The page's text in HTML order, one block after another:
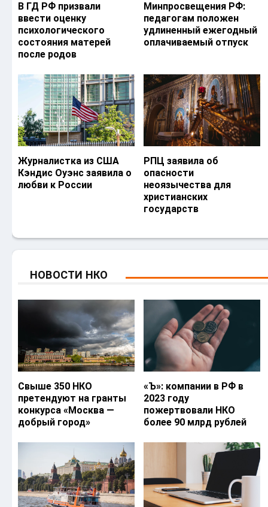
В ГД РФ призвали
ввести оценку
психологического
состояния матерей
после родов
Минпросвещения РФ:
педагогам положен
удлиненный ежегодный
оплачиваемый отпуск
Журналистка из США
Кэндис Оуэнс заявила о
любви к России
РПЦ заявила об
опасности
неоязычества для
христианских
государств
НОВОСТИ НКО
Свыше 350 НКО
претендуют на гранты
конкурса «Москва —
добрый город»
«Ъ‎»: компании в РФ в
2023 году
пожертвовали НКО
более 90 млрд рублей